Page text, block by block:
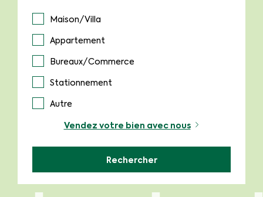
Maison/Villa
Appartement
Bureaux/Commerce
Stationnement
Autre
Vendez votre bien avec nous
Rechercher